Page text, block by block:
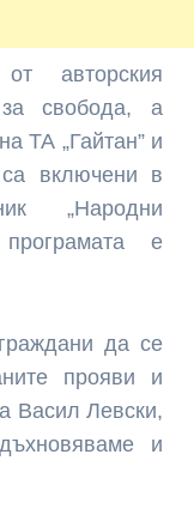
авторския
свобода, а
ТА „Гайтан” и
включени в
„Народни
е
да се
прояви и
Васил Левски,
и